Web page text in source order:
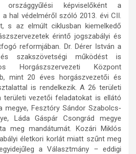
képviselőként a
hal védelméről szóló 2013. évi CII.
s az elmúlt ciklusban kiemelkedő
érintő jogszabályi és
reformjában. Dr. Dérer István a
szakszövetségi működést is
Horgászszervezeti Központ
mint 20 éves horgászvezetői és
is rendelkezik. A 26 területi
területi vezetői feladatokat is ellátó
megye, Fesztóry Sándor Szabolcs-
Láda Gáspár Csongrád megye
meg mandátumát. Kozári Miklós
életkori korlát miatt szűnt meg
a Választmány – eddigi